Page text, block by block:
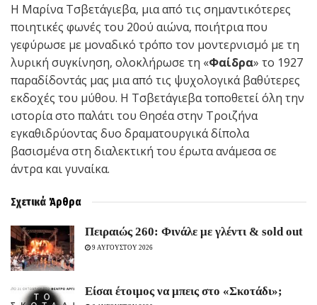
Η Μαρίνα Τσβετάγιεβα, μια από τις σημαντικότερες
ποιητικές φωνές του 20ού αιώνα, ποιήτρια που
γεφύρωσε με μοναδικό τρόπο τον μοντερνισμό με τη
λυρική συγκίνηση, ολοκλήρωσε τη «Φαίδρα» το 1927
παραδίδοντάς μας μια από τις ψυχολογικά βαθύτερες
εκδοχές του μύθου. Η Τσβετάγιεβα τοποθετεί όλη την
ιστορία στο παλάτι του Θησέα στην Τροιζήνα
εγκαθιδρύοντας δυο δραματουργικά δίπολα
βασισμένα στη διαλεκτική του έρωτα ανάμεσα σε
άντρα και γυναίκα.
Σχετικά Άρθρα
Πειραιώς 260: Φινάλε με γλέντι & sold out
9 ΑΥΓΟΥΣΤΟΥ 2026
Είσαι έτοιμος να μπεις στο «Σκοτάδι»;